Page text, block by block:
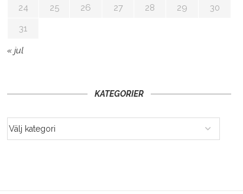
24
25 26 27 28 29
30
31
« jul
KATEGORIER